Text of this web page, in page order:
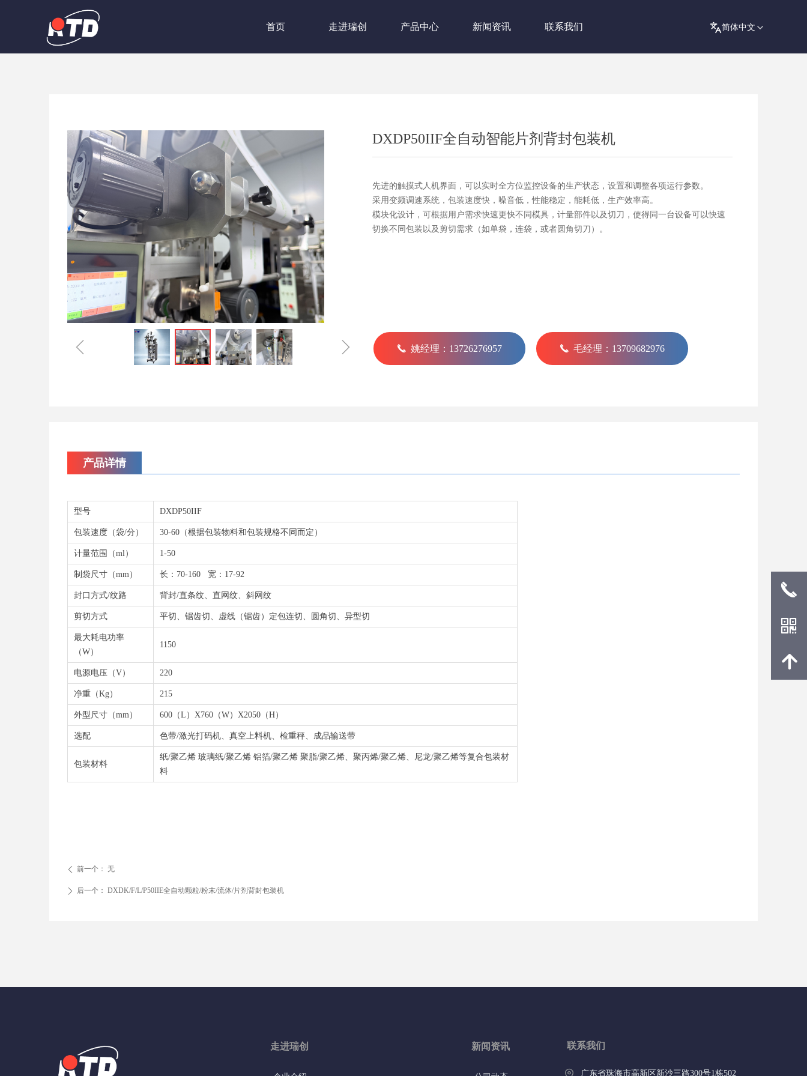
首页 走进瑞创 产品中心 新闻资讯 联系我们
ꁆ ꁇ
DXDP50IIF全自动智能片剂背封包装机
先进的触摸式人机界面，可以实时全方位监控设备的生产状态，设置和调整各项运行参数。
采用变频调速系统，包装速度快，噪音低，性能稳定，能耗低，生产效率高。
模块化设计，可根据用户需求快速更快不同模具，计量部件以及切刀，使得同一台设备可以快速
切换不同包装以及剪切需求（如单袋，连袋，或者圆角切刀）。
끅 姚经理：13726276957 끅 毛经理：13709682976
产品详情
型号 DXDP50IIF
包装速度（袋/分） 30-60（根据包装物料和包装规格不同而定）
计量范围（ml） 1-50
制袋尺寸（mm） 长：70-160 宽：17-92
封口方式/纹路 背封/直条纹、直网纹、斜网纹
剪切方式 平切、锯齿切、虚线（锯齿）定包连切、圆角切、异型切
最大耗电功率
（W）
1150
电源电压（V） 220
净重（Kg） 215
外型尺寸（mm） 600（L）X760（W）X2050（H）
选配 色带/激光打码机、真空上料机、检重秤、成品输送带
包装材料
纸/聚乙烯 玻璃纸/聚乙烯 铝箔/聚乙烯 聚脂/聚乙烯、聚丙烯/聚乙烯、尼龙/聚乙烯等复合包装材
料
ꄴ 前一个： 无
ꄲ 后一个： DXDK/F/L/P50IIE全自动颗粒/粉末/流体/片剂背封包装机
走进瑞创 新闻资讯 联系我们
广东省珠海市高新区新沙三路300号1栋502
끅
낃
녕